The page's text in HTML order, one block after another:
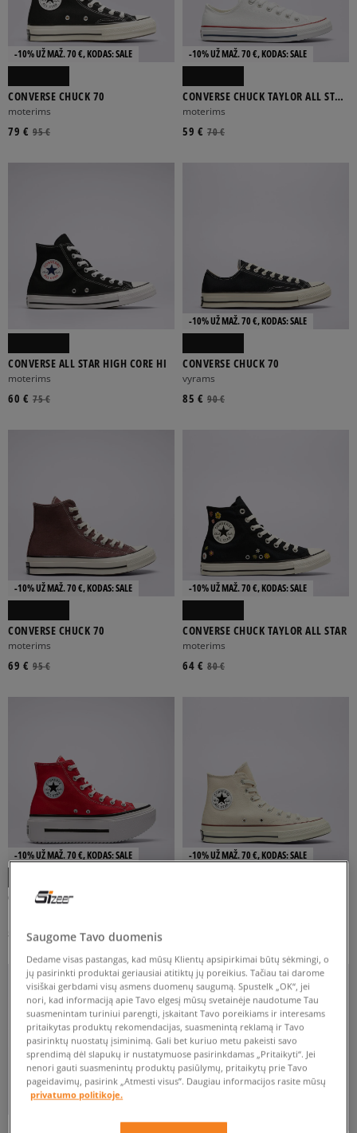
ADIDAS CONVERSE
Rodyti daugiau
BALTA JUODA MĖLYNA RAUDONA
AUKŠTO PROFILIO ŽEMO PROFILIO
Rodyti daugiau
SU GUMA
VISŲ METŲ ŽIEMOS VASAROS
ATŽYMĖTI VISUS
-10% UŽ MAŽ. 70 €, KODAS: SALE
CONVERSE CHUCK 70
moterims
95 €
79 €
-10% UŽ MAŽ. 70 €, KODAS: SALE
CONVERSE CHUCK TAYLOR ALL STAR
OX
moterims
70 €
59 €
CONVERSE ALL STAR HIGH CORE HI
moterims
75 €
60 €
-10% UŽ MAŽ. 70 €, KODAS: SALE
CONVERSE CHUCK 70
vyrams
90 €
85 €
-10% UŽ MAŽ. 70 €, KODAS: SALE
CONVERSE CHUCK 70
moterims
95 €
69 €
-10% UŽ MAŽ. 70 €, KODAS: SALE
CONVERSE CHUCK TAYLOR ALL STAR
moterims
80 €
64 €
-10% UŽ MAŽ. 70 €, KODAS: SALE
CONVERSE CTAS DOUBLE STACK
95 €
59 €
-10% UŽ MAŽ. 70 €, KODAS: SALE
-10% UŽ MAŽ. 70 €, KODAS: SALE -10% UŽ MAŽ. 70 €, KODAS: SALE
Saugome Tavo duomenis
Dedame visas pastangas, kad mūsų Klientų apsipirkimai būtų sėkmingi, o
jų pasirinkti produktai geriausiai atitiktų jų poreikius. Tačiau tai darome
visiškai gerbdami visų asmens duomenų saugumą. Spustelk „OK“, jei
nori, kad informaciją apie Tavo elgesį mūsų svetainėje naudotume Tau
suasmenintam turiniui parengti, įskaitant Tavo poreikiams ir interesams
pritaikytas produktų rekomendacijas, suasmenintą reklamą ir Tavo
pasirinktų nuostatų įsiminimą. Gali bet kuriuo metu pakeisti savo
sprendimą dėl slapukų ir nustatymuose pasirinkdamas „Pritaikyti“. Jei
nenori gauti suasmenintų produktų pasiūlymų, pritaikytų prie Tavo
pageidavimų, pasirink „Atmesti visus”. Daugiau informacijos rasite mūsų
privatumo politikoje.